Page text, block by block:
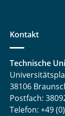
Kontakt
Technische
38106
Postfach:
Telefon: +49